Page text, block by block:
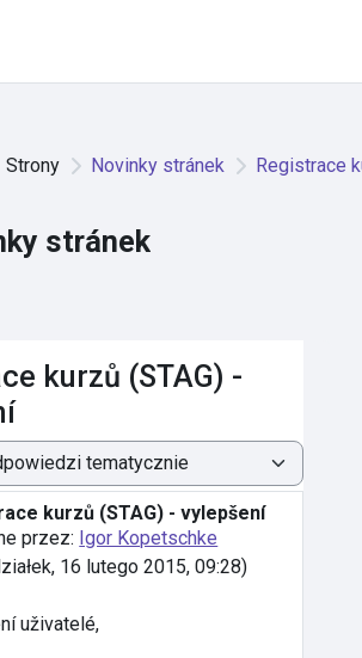
Strony Novinky stránek Registrace
stránek
kurzů (STAG) -
kurzů (STAG) - vylepšení
przez: Igor Kopetschke
16 lutego 2015, 09:28)
0
uživatelé,